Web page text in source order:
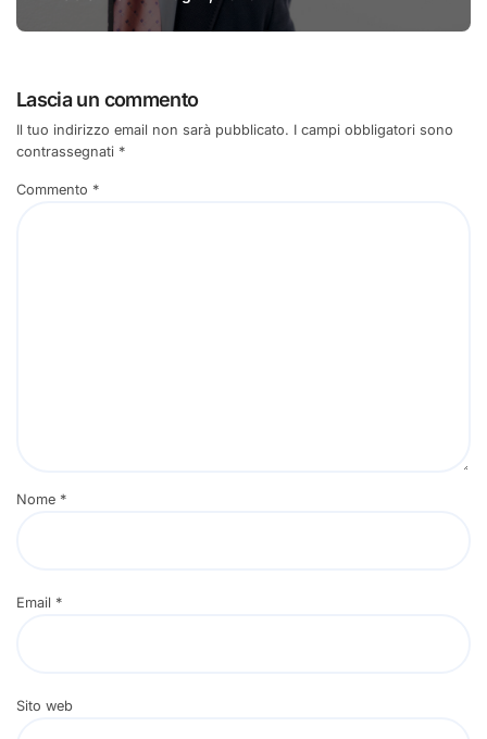
Lascia un commento
Il tuo indirizzo email non sarà pubblicato. I campi obbligatori sono
contrassegnati *
Commento *
Nome *
Email *
Sito web